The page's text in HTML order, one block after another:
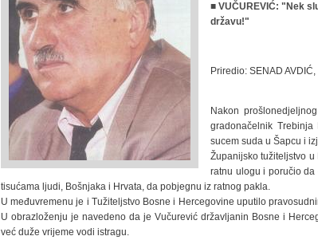
■ VUČUREVIĆ: "Nek
državu!"
Priredio: SENAD
Nakon
gradonačelnik
sucem suda u Šapcu i
Županijsko tužiteljstvo
ratnu ulogu i poručio
tisućama ljudi, Bošnjaka i Hrvata, da pobjegnu iz ratnog pakla.
U međuvremenu je i Tužiteljstvo Bosne i Hercegovine uputilo
U obrazloženju je navedeno da je Vučurević državljanin Bosne i
već duže vrijeme vodi istragu.